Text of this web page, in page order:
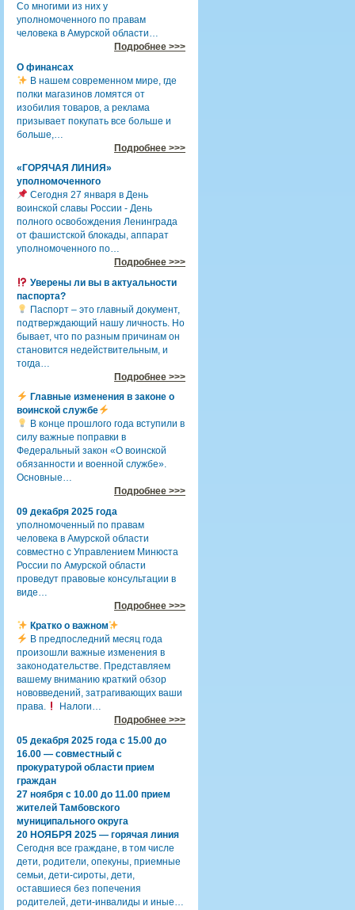
Со многими из них у
уполномоченного по правам
человека в Амурской области…
Подробнее >>>
О финансах
В нашем современном мире, где
полки магазинов ломятся от
изобилия товаров, а реклама
призывает покупать все больше и
больше,…
Подробнее >>>
«ГОРЯЧАЯ ЛИНИЯ»
уполномоченного
Сегодня 27 января в День
воинской славы России - День
полного освобождения Ленинграда
от фашистской блокады, аппарат
уполномоченного по…
Подробнее >>>
Уверены ли вы в актуальности
паспорта?
Паспорт – это главный документ,
подтверждающий нашу личность. Но
бывает, что по разным причинам он
становится недействительным, и
тогда…
Подробнее >>>
Главные изменения в законе о
воинской службе
В конце прошлого года вступили в
силу важные поправки в
Федеральный закон «О воинской
обязанности и военной службе».
Основные…
Подробнее >>>
09 декабря 2025 года
уполномоченный по правам
человека в Амурской области
совместно с Управлением Минюста
России по Амурской области
проведут правовые консультации в
виде…
Подробнее >>>
Кратко о важном
В предпоследний месяц года
произошли важные изменения в
законодательстве. Представляем
вашему вниманию краткий обзор
нововведений, затрагивающих ваши
права.
Налоги…
Подробнее >>>
05 декабря 2025 года с 15.00 до
16.00 — совместный с
прокуратурой области прием
граждан
27 ноября с 10.00 до 11.00 прием
жителей Тамбовского
муниципального округа
20 НОЯБРЯ 2025 — горячая линия
Сегодня все граждане, в том числе
дети, родители, опекуны, приемные
семьи, дети-сироты, дети,
оставшиеся без попечения
родителей, дети-инвалиды и иные…